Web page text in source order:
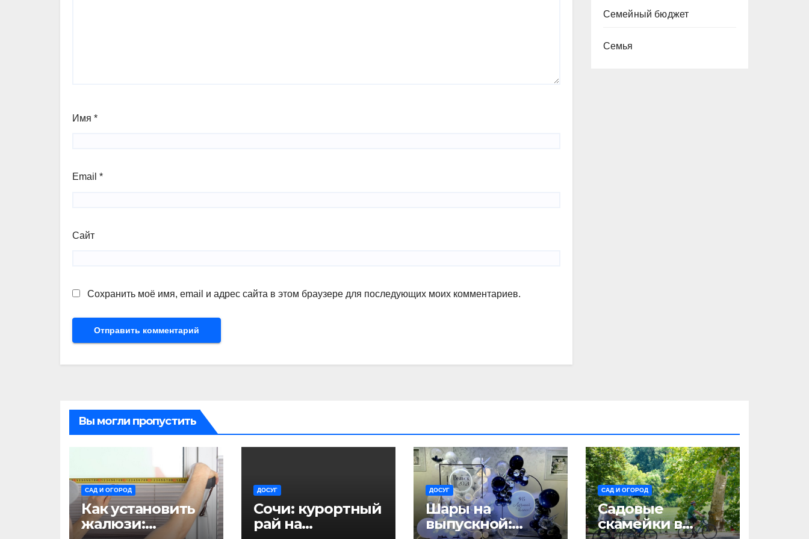
Имя *
Email *
Сайт
Сохранить моё имя, email и адрес сайта в этом браузере для последующих моих комментариев.
Семейный бюджет
Семья
Вы могли пропустить
САД И ОГОРОД
Как установить
жалюзи:
ДОСУГ
Сочи: курортный
рай на
ДОСУГ
Шары на
выпускной:
САД И ОГОРОД
Садовые
скамейки в